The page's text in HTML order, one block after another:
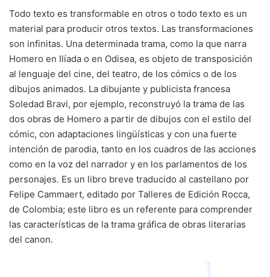
Todo texto es transformable en otros o todo texto es un
material para producir otros textos. Las transformaciones
son infinitas. Una determinada trama, como la que narra
Homero en Ilíada o en Odisea, es objeto de transposición
al lenguaje del cine, del teatro, de los cómics o de los
dibujos animados. La dibujante y publicista francesa
Soledad Bravi, por ejemplo, reconstruyó la trama de las
dos obras de Homero a partir de dibujos con el estilo del
cómic, con adaptaciones lingüísticas y con una fuerte
intención de parodia, tanto en los cuadros de las acciones
como en la voz del narrador y en los parlamentos de los
personajes. Es un libro breve traducido al castellano por
Felipe Cammaert, editado por Talleres de Edición Rocca,
de Colombia; este libro es un referente para comprender
las características de la trama gráfica de obras literarias
del canon.